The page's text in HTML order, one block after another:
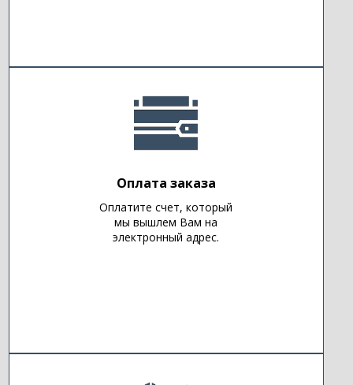
Оплата заказа
Оплатите счет, который
мы вышлем Вам на
электронный адрес.